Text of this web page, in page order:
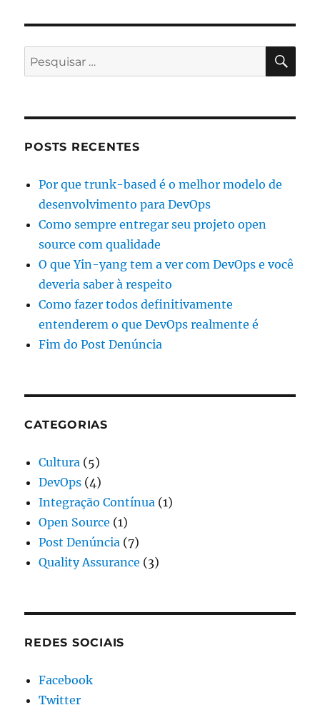
do
Pesquisar
por:
POSTS RECENTES
Por que trunk-based é o melhor modelo de
desenvolvimento para DevOps
Como sempre entregar seu projeto open
source com qualidade
O que Yin-yang tem a ver com DevOps e você
deveria saber à respeito
Como fazer todos definitivamente
entenderem o que DevOps realmente é
Fim do Post Denúncia
CATEGORIAS
Cultura (5)
DevOps (4)
Integração Contínua (1)
Open Source (1)
Post Denúncia (7)
Quality Assurance (3)
REDES SOCIAIS
Facebook
Twitter